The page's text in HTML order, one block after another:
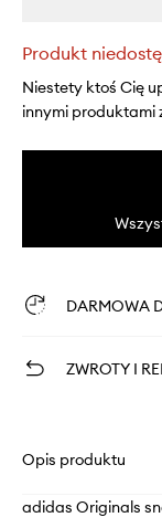
Produkt
Niestety ktoś Cię
innymi produktami
DARMOWA
ZWROTY I
Opis produktu
adidas Originals